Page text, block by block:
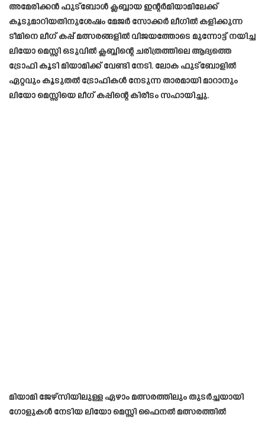
അമേരിക്കൻ ഫുട്ബോൾ ക്ലബ്ബായ ഇന്റർമിയാമിലേക്ക്
കൂടുമാറിയതിനുശേഷം മേജർ സോക്കർ ലീഗിൽ കളിക്കുന്ന
ടീമിനെ ലീഗ് കപ്പ് മത്സരങ്ങളിൽ വിജയത്തോടെ മുന്നോട്ട് നയിച്ച
ലിയോ മെസ്സി ഒടുവിൽ ക്ലബ്ബിന്റെ ചരിത്രത്തിലെ ആദ്യത്തെ
ട്രോഫി കൂടി മിയാമിക്ക് വേണ്ടി നേടി. ലോക ഫുട്ബോളിൽ
ഏറ്റവും കൂടുതൽ ട്രോഫികൾ നേടുന്ന താരമായി മാറാനും
ലിയോ മെസ്സിയെ ലീഗ് കപ്പിന്റെ കിരീടം സഹായിച്ചു.
മിയാമി ജേഴ്സിയിലുള്ള ഏഴാം മത്സരത്തിലും തുടർച്ചയായി
ഗോളുകൾ നേടിയ ലിയോ മെസ്സി ഫൈനൽ മത്സരത്തിൽ